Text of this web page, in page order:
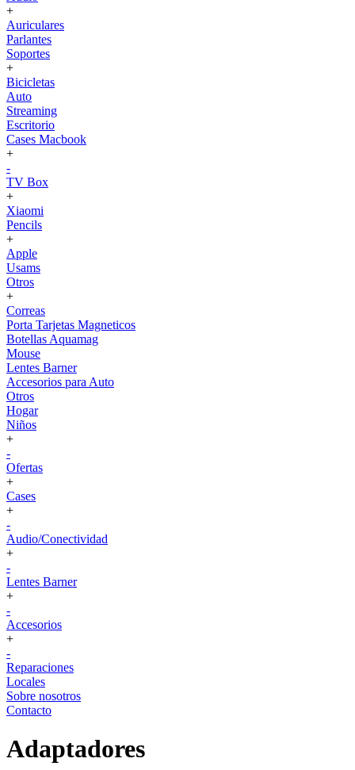
+
Auriculares
Parlantes
Soportes
+
Bicicletas
Auto
Streaming
Escritorio
Cases Macbook
+
-
TV Box
+
Xiaomi
Pencils
+
Apple
Usams
Otros
+
Correas
Porta Tarjetas Magneticos
Botellas Aquamag
Mouse
Lentes Barner
Accesorios para Auto
Otros
Hogar
Niños
+
-
Ofertas
+
Cases
+
-
Audio/Conectividad
+
-
Lentes Barner
+
-
Accesorios
+
-
Reparaciones
Locales
Sobre nosotros
Contacto
Adaptadores